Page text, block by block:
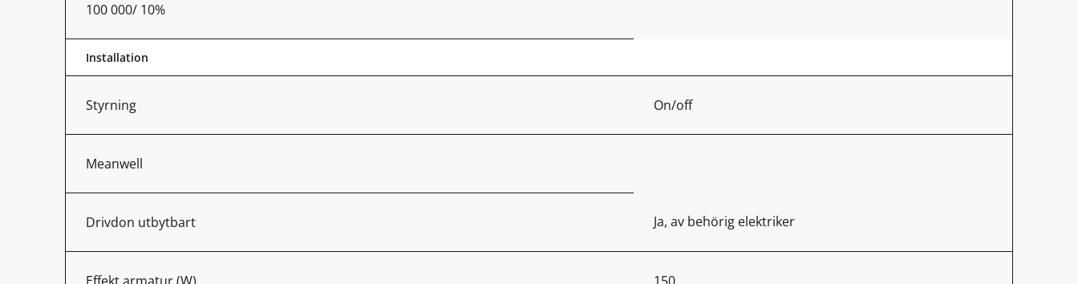
100 000/ 10%
Installation
Styrning On/off
Meanwell
Drivdon utbytbart Ja, av behörig elektriker